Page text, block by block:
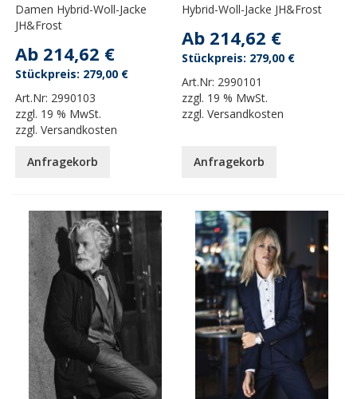
Damen Hybrid-Woll-Jacke
JH&Frost
Ab 214,62 €
Art.Nr: 2990103
zzgl. 19 % MwSt.
zzgl.Versandkosten
279,00 €
Anfragekorb
Hybrid-Woll-Jacke JH&Frost
Ab 214,62 €
Art.Nr: 2990101
zzgl. 19 % MwSt.
zzgl.Versandkosten
279,00 €
Anfragekorb